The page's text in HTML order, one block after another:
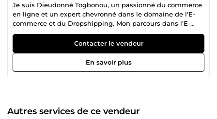
Je suis Dieudonné Togbonou, un passionné du commerce
en ligne et un expert chevronné dans le domaine de l'E-
commerce et du Dropshipping. Mon parcours dans l’E-
commerce m'a permis d'acquérir une expertise
approfondie dans la création et la gestion de boutiques en
ligne sur la plateforme Shopify, l'un des acteurs les plus
puissants de l'industrie. Je vous propose donc mes
services afin de vous accompagner dans la création de
Contacter le vendeur
En savoir plus
Autres services de ce vendeur